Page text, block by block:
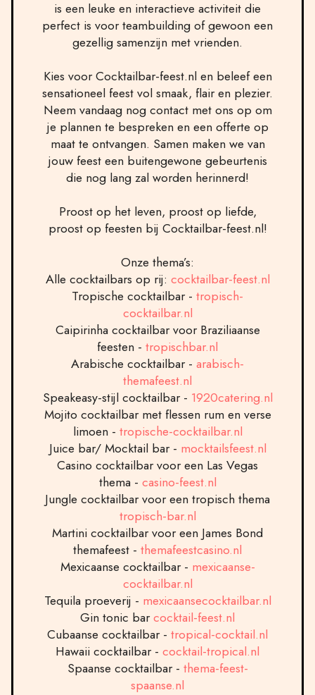
is een leuke en interactieve activiteit die
perfect is voor teambuilding of gewoon een
gezellig samenzijn met vrienden.
Kies voor Cocktailbar-feest.nl en beleef een
sensationeel feest vol smaak, flair en plezier.
Neem vandaag nog contact met ons op om
je plannen te bespreken en een offerte op
maat te ontvangen. Samen maken we van
jouw feest een buitengewone gebeurtenis
die nog lang zal worden herinnerd!
Proost op het leven, proost op liefde,
proost op feesten bij Cocktailbar-feest.nl!
Onze thema’s:
Alle cocktailbars op rij: cocktailbar-feest.nl
Tropische cocktailbar - tropisch-
cocktailbar.nl
Caipirinha cocktailbar voor Braziliaanse
feesten - tropischbar.nl
Arabische cocktailbar - arabisch-
themafeest.nl
Speakeasy-stijl cocktailbar - 1920catering.nl
Mojito cocktailbar met flessen rum en verse
limoen - tropische-cocktailbar.nl
Juice bar/ Mocktail bar - mocktailsfeest.nl
Casino cocktailbar voor een Las Vegas
thema - casino-feest.nl
Jungle cocktailbar voor een tropisch thema
tropisch-bar.nl
Martini cocktailbar voor een James Bond
themafeest - themafeestcasino.nl
Mexicaanse cocktailbar - mexicaanse-
cocktailbar.nl
Tequila proeverij - mexicaansecocktailbar.nl
Gin tonic barcocktail-feest.nl
Cubaanse cocktailbar - tropical-cocktail.nl
Hawaii cocktailbar - cocktail-tropical.nl
Spaanse cocktailbar - thema-feest-
spaanse.nl